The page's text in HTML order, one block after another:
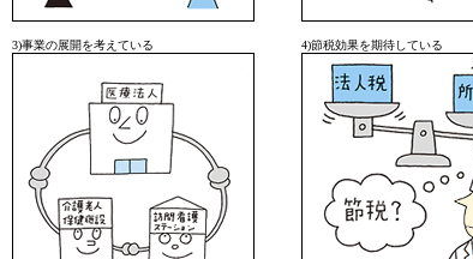
3)事業の展開を考えている 4)節税効果を期待している